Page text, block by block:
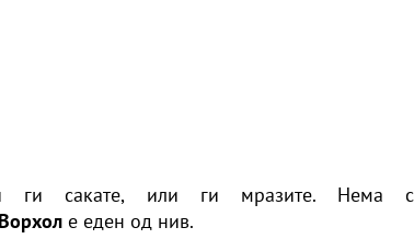
ги сакате, или ги мразите. Нема
е еден од нив.